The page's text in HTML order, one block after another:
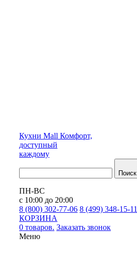
Кухни Mall Комфорт,
доступный
каждому
Поиск
ПН-ВС
с 10:00 до 20:00
8 (800) 302-77-06 8 (499) 348-15-11
КОРЗИНА
0 товаров. Заказать звонок
Меню